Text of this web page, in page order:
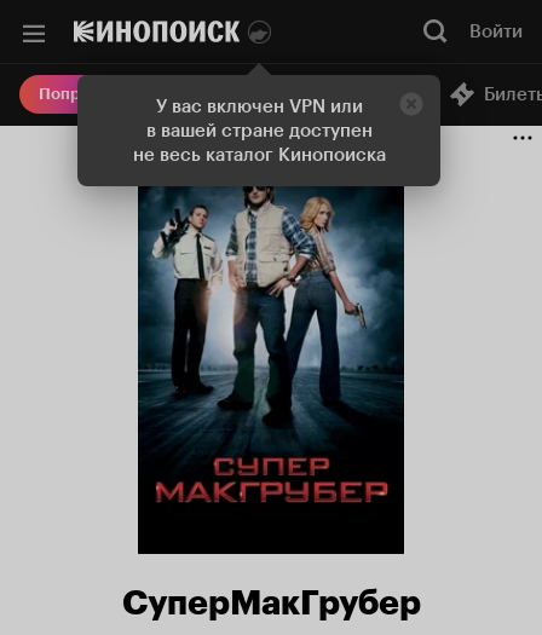
У вас включен VPN или
в вашей стране доступен
не весь каталог Кинопоиска
Войти
Попробовать Плюс Онлайн-кинотеатр
СуперМакГрубер